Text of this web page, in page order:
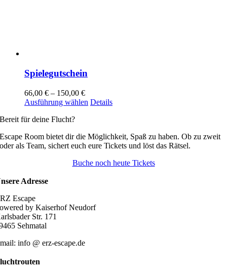
Spielegutschein
66,00 € – 150,00 €
Ausführung wählen Dieses
Varianten
auf.
Optionen
gewählt
Details
Bereit für deine Flucht?
Escape Room bietet dir die Möglichkeit, Spaß zu haben. Ob zu zweit
oder als Team, sichert euch eure Tickets und löst das Rätsel.
Buche noch heute Tickets
Adresse
Escape
by Kaiserhof Neudorf
Str. 171
Sehmatal
info @ erz-escape.de